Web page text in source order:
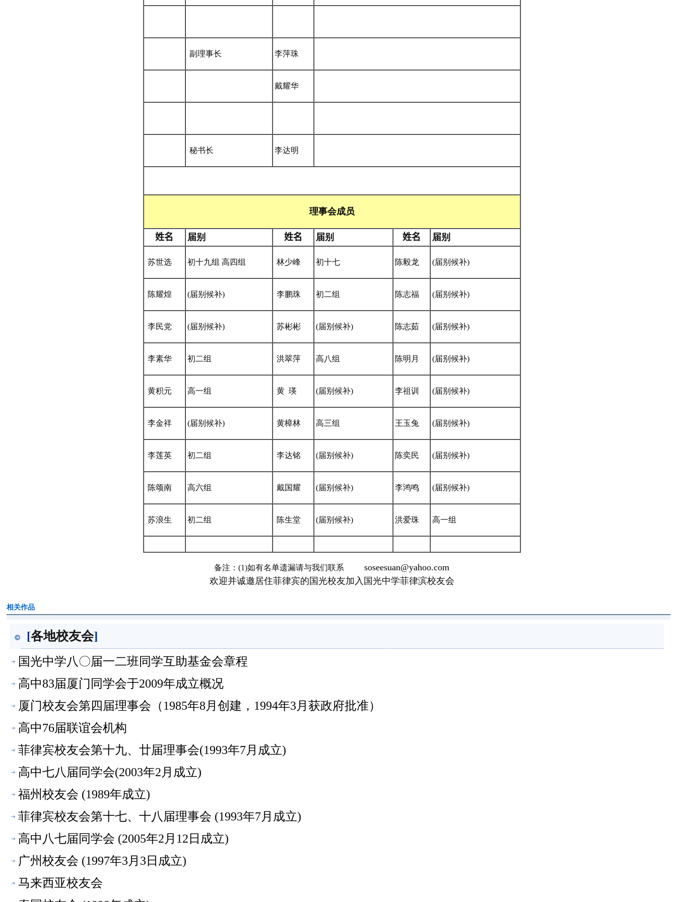
副理事长 李萍珠
戴耀华
秘书长 李达明
理事会成员
姓名 届别 姓名 届别 姓名 届别
苏世选 初十九组 高四组 林少峰 初十七 陈毅龙 (届别候补)
陈耀煌 (届别候补) 李鹏珠 初二组 陈志福 (届别候补)
李民党 (届别候补) 苏彬彬 (届别候补) 陈志茹 (届别候补)
李素华 初二组 洪翠萍 高八组 陈明月 (届别候补)
黄积元 高一组 黄 瑛 (届别候补) 李祖训 (届别候补)
李金祥 (届别候补) 黄樟林 高三组 王玉兔 (届别候补)
李莲英 初二组 李达铭 (届别候补) 陈奕民 (届别候补)
陈颂南 高六组 戴国耀 (届别候补) 李鸿鸣 (届别候补)
苏浪生 初二组 陈生堂 (届别候补) 洪爱珠 高一组
备注：(1)如有名单遗漏请与我们联系
soseesuan@yahoo.com
欢迎并诚邀居住菲律宾的国光校友加入国光中学菲律滨校友会
相关作品
[各地校友会]
国光中学八〇届一二班同学互助基金会章程
高中83届厦门同学会于2009年成立概况
厦门校友会第四届理事会（1985年8月创建，1994年3月获政府批准）
高中76届联谊会机构
菲律宾校友会第十九、廿届理事会(1993年7月成立)
高中七八届同学会(2003年2月成立)
福州校友会 (1989年成立)
菲律宾校友会第十七、十八届理事会 (1993年7月成立)
高中八七届同学会 (2005年2月12日成立)
广州校友会 (1997年3月3日成立)
马来西亚校友会